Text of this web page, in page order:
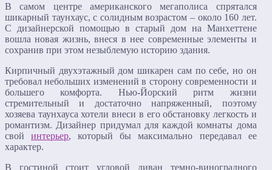
В самом центре американского мегаполиса спрятался
шикарный таунхаус, с солидным возрастом – около 160 лет.
С дизайнерской помощью в старый дом на Манхеттене
вошла новая жизнь, внеся в нее современные элементы и
сохранив при этом незыблемую историю здания.
Кирпичный двухэтажный дом шикарен сам по себе, но он
требовал небольших изменений в сторону современности и
большего комфорта. Нью-Йорский ритм жизни
стремительный и достаточно напряженный, поэтому
хозяева таунхауса хотели внеси в его обстановку легкость и
романтизм. Дизайнер придумал для каждой комнаты дома
свойинтерьер, который бы максимально передавал ее
характер.
В гостиной стоит угловой диван темно-виноградного